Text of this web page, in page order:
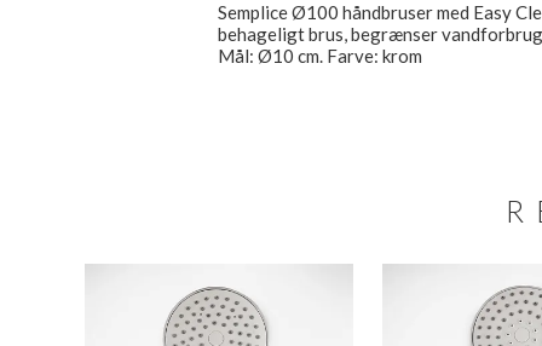
Semplice Ø100 håndbruser med Easy
behageligt brus, begrænser
Mål: Ø10 cm. Farve: krom